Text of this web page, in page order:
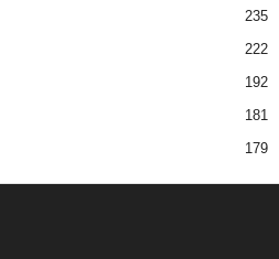
235
222
192
181
179